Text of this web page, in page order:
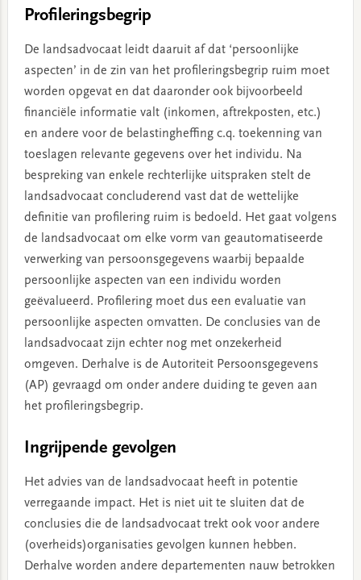
Profileringsbegrip
De landsadvocaat leidt daaruit af dat ‘persoonlijke
aspecten’ in de zin van het profileringsbegrip ruim moet
worden opgevat en dat daaronder ook bijvoorbeeld
financiële informatie valt (inkomen, aftrekposten, etc.)
en andere voor de belastingheffing c.q. toekenning van
toeslagen relevante gegevens over het individu. Na
bespreking van enkele rechterlijke uitspraken stelt de
landsadvocaat concluderend vast dat de wettelijke
definitie van profilering ruim is bedoeld. Het gaat volgens
de landsadvocaat om elke vorm van geautomatiseerde
verwerking van persoonsgegevens waarbij bepaalde
persoonlijke aspecten van een individu worden
geëvalueerd. Profilering moet dus een evaluatie van
persoonlijke aspecten omvatten. De conclusies van de
landsadvocaat zijn echter nog met onzekerheid
omgeven. Derhalve is de Autoriteit Persoonsgegevens
(AP) gevraagd om onder andere duiding te geven aan
het profileringsbegrip.
Ingrijpende gevolgen
Het advies van de landsadvocaat heeft in potentie
verregaande impact. Het is niet uit te sluiten dat de
conclusies die de landsadvocaat trekt ook voor andere
(overheids)organisaties gevolgen kunnen hebben.
Derhalve worden andere departementen nauw betrokken